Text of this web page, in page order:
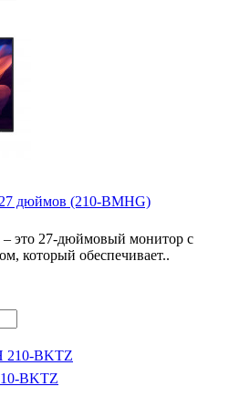
дюймов (210-BMHG)
это 27-дюймовый монитор с
который обеспечивает..
BKTZ